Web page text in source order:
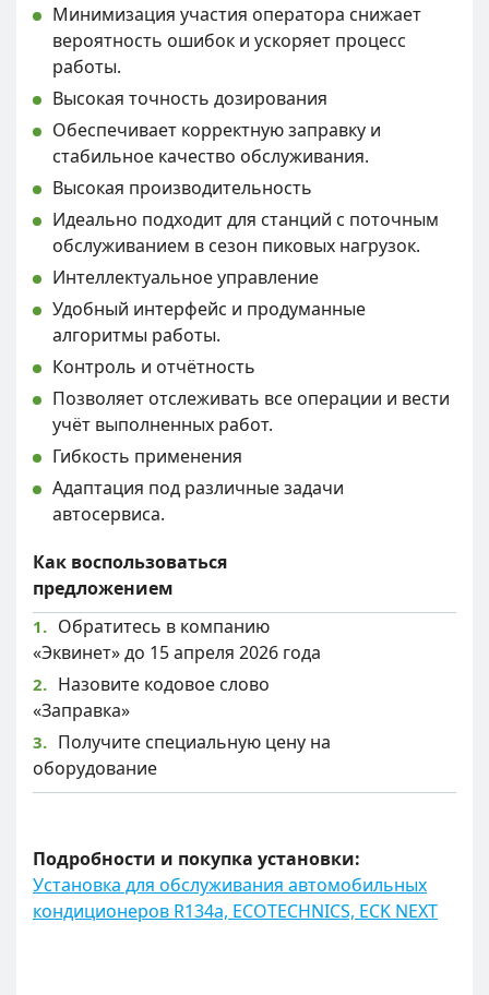
Минимизация участия оператора снижает
вероятность ошибок и ускоряет процесс
работы.
Высокая точность дозирования
Обеспечивает корректную заправку и
стабильное качество обслуживания.
Высокая производительность
Идеально подходит для станций с поточным
обслуживанием в сезон пиковых нагрузок.
Интеллектуальное управление
Удобный интерфейс и продуманные
алгоритмы работы.
Контроль и отчётность
Позволяет отслеживать все операции и вести
учёт выполненных работ.
Гибкость применения
Адаптация под различные задачи
автосервиса.
Как воспользоваться
предложением
Обратитесь в компанию
«Эквинет» до 15 апреля 2026 года
Назовите кодовое слово
«Заправка»
Получите специальную цену на
оборудование
Подробности и покупка установки:
Установка для обслуживания автомобильных
кондиционеров R134a, ECOTECHNICS, ECK NEXT